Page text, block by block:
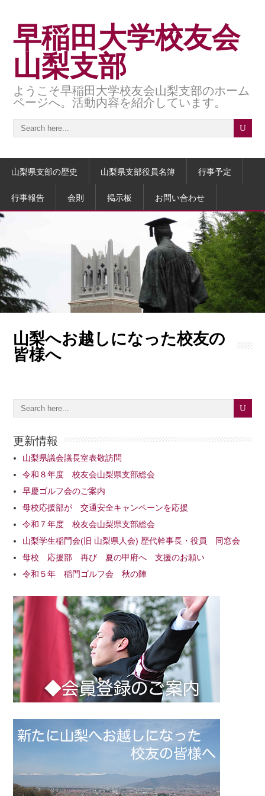
早稲田大学校友会
山梨支部
ようこそ早稲田大学校友会山梨支部のホーム
ページへ。活動内容を紹介しています。
山梨県支部の歴史 山梨県支部役員名簿 行事予定
行事報告 会則 掲示板 お問い合わせ
山梨へお越しになった校友の
皆様へ
更新情報
山梨県議会議長室表敬訪問
令和８年度 校友会山梨県支部総会
早慶ゴルフ会のご案内
母校応援部が 交通安全キャンペーンを応援
令和７年度 校友会山梨県支部総会
山梨学生稲門会(旧 山梨県人会) 歴代幹事長・役員 同窓会
母校 応援部 再び 夏の甲府へ 支援のお願い
令和５年 稲門ゴルフ会 秋の陣